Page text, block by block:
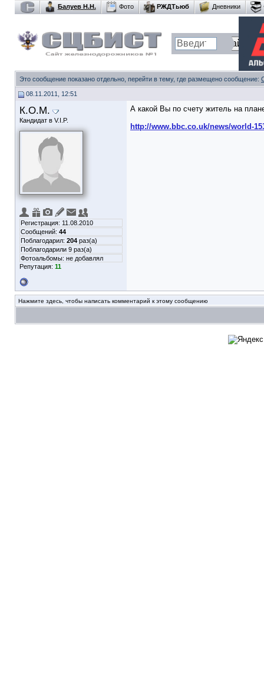
Балуев Н.Н. Фото РЖДТьюб Дневники
Это сообщение показано отдельно, перейти в тему, где размещено сообщение:
08.11.2011, 12:51
К.О.М.
Кандидат в V.I.P.
Регистрация: 11.08.2010
Сообщений: 44
Поблагодарил: 204 раз(а)
Поблагодарили 9 раз(а)
Фотоальбомы: не добавлял
Репутация: 11
А какой Вы по счету житель на
http://www.bbc.co.uk/news/world-
Нажмите здесь, чтобы написать комментарий к этому сообщению